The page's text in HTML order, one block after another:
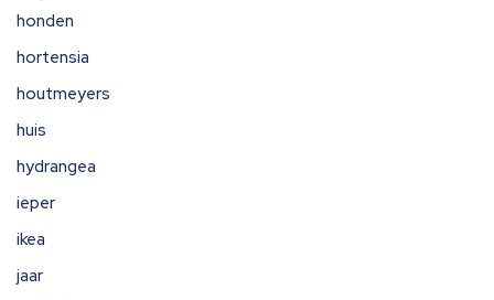
honden
hortensia
houtmeyers
huis
hydrangea
ieper
ikea
jaar